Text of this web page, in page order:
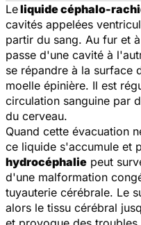
Leliquide céphalo-
cavités appelées
partir du sang. Au fur et
passe d'une cavité à
se répandre à la surface
moelle épinière. Il est
circulation sanguine par
du cerveau.
Quand cette évacuation
ce liquide s'accumule et
hydrocéphalie peut
d'une malformation
tuyauterie cérébrale. Le
alors le tissu cérébral